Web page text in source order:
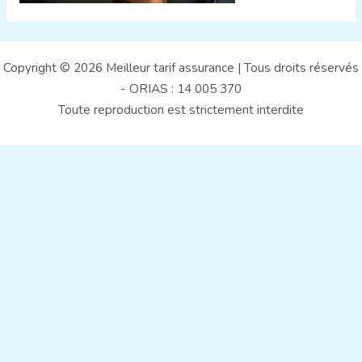
Copyright © 2026 Meilleur tarif assurance | Tous droits réservés
- ORIAS : 14 005 370
Toute reproduction est strictement interdite